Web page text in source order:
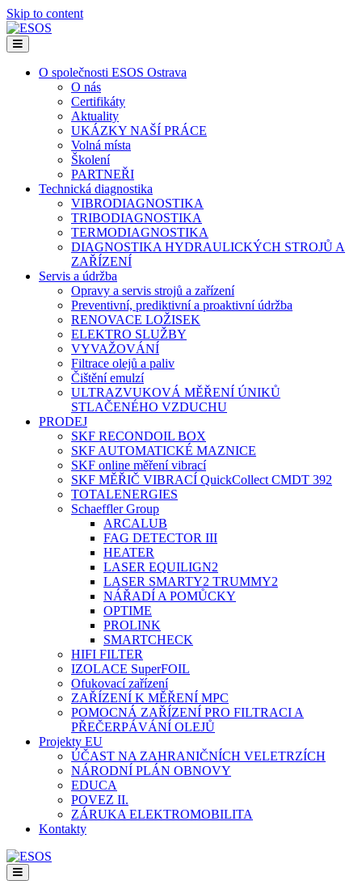
Skip to content
Menu
O společnosti ESOS Ostrava
O nás
Certifikáty
Aktuality
UKÁZKY NAŠÍ PRÁCE
Volná místa
Školení
PARTNEŘI
Technická diagnostika
VIBRODIAGNOSTIKA
TRIBODIAGNOSTIKA
TERMODIAGNOSTIKA
DIAGNOSTIKA HYDRAULICKÝCH STROJŮ A
ZAŘÍZENÍ
Servis a údržba
Opravy a servis strojů a zařízení
Preventivní, prediktivní a proaktivní údržba
RENOVACE LOŽISEK
ELEKTRO SLUŽBY
VYVAŽOVÁNÍ
Filtrace olejů a paliv
Čištění emulzí
ULTRAZVUKOVÁ MĚŘENÍ ÚNIKŮ
STLAČENÉHO VZDUCHU
PRODEJ
SKF RECONDOIL BOX
SKF AUTOMATICKÉ MAZNICE
SKF online měření vibrací
SKF MĚŘIČ VIBRACÍ QuickCollect CMDT 392
TOTALENERGIES
Schaeffler Group
ARCALUB
FAG DETECTOR III
HEATER
LASER EQUILIGN2
LASER SMARTY2 TRUMMY2
NÁŘADÍ A POMŮCKY
OPTIME
PROLINK
SMARTCHECK
HIFI FILTER
IZOLACE SuperFOIL
Ofukovací zařízení
ZAŘÍZENÍ K MĚŘENÍ MPC
POMOCNÁ ZAŘÍZENÍ PRO FILTRACI A
PŘEČERPÁVÁNÍ OLEJŮ
Projekty EU
ÚČAST NA ZAHRANIČNÍCH VELETRZÍCH
NÁRODNÍ PLÁN OBNOVY
EDUCA
POVEZ II.
ZÁRUKA ELEKTROMOBILITA
Kontakty
Menu